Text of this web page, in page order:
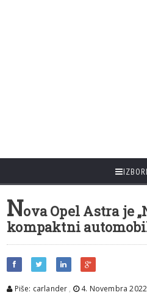
Nova Opel Astra je
kompaktni
Piše: carlander , 4. Novembra